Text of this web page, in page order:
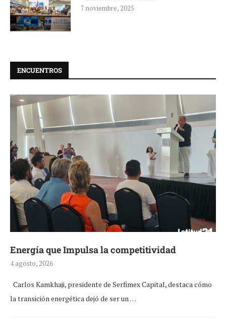
7 noviembre, 2025
ENCUENTROS
Energía que Impulsa la competitividad
4 agosto, 2026
Carlos Kamkhaji, presidente de Serfimex Capital, destaca cómo
la transición energética dejó de ser un …